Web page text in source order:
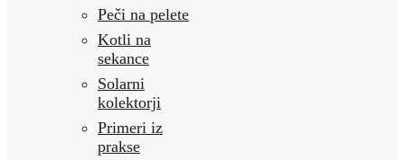
Peči na pelete
Kotli na
sekance
Solarni
kolektorji
Primeri iz
prakse